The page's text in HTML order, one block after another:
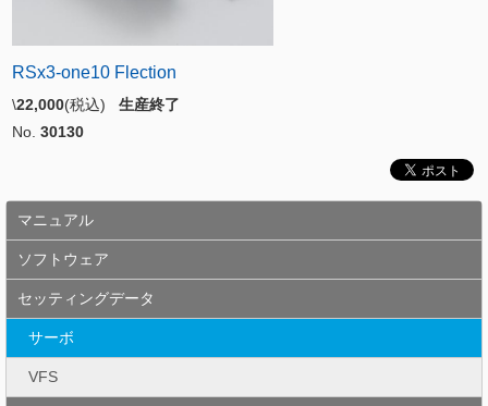
RSx3-one10 Flection
\22,000(税込) 生産終了
No. 30130
マニュアル
ソフトウェア
セッティングデータ
サーボ
VFS